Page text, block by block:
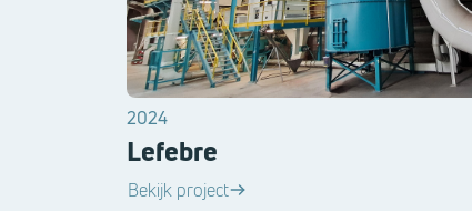
2024
Lefebre
Bekijk project